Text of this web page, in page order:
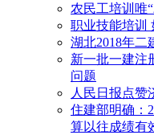
农民工培训唯
职业技能培训
湖北2018年二
新一批一建注
问题
人民日报点赞
住建部明确：
算以往成绩有